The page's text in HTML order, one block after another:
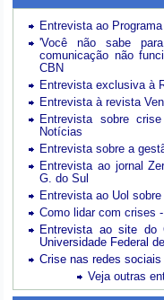
Entrevista ao
'Você não sabe
comunicação não
CBN
Entrevista exclusiva à
Entrevista à revista
Entrevista sobre
Notícias
Entrevista sobre a
Entrevista ao jornal
G. do Sul
Entrevista ao Uol
Como lidar com crises
Entrevista ao site do
Universidade Federal
Crise nas redes sociais
Veja outras